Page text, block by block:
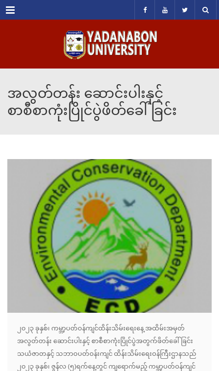
Menu
အလွတ်တန်း ဆောင်းပါးနှင့်
စာစီစာကုံးပြိုင်ပွဲဖိတ်ခေါ်ခြင်း
၂၀၂၃ ခုနှစ်၊ ကမ္ဘာ့ပတ်ဝန်ကျင်ထိန်းသိမ်းရေးနေ့ အထိမ်းအမှတ်
အလွတ်တန်း ဆောင်းပါးနှင့် စာစီစာကုံးပြိုင်ပွဲအတွက်ဖိတ်ခေါ်ခြင်း
သယံဇာတနှင့် သဘာဝပတ်ဝန်းကျင် ထိန်းသိမ်းရေးဝန်ကြီးဌာနသည်
၂၀၂၃ ခုနှစ်၊ ဇွန်လ (၅)ရက်နေ့တွင် ကျရောက်မည့် ကမ္ဘာ့ပတ်ဝန်ကျင်